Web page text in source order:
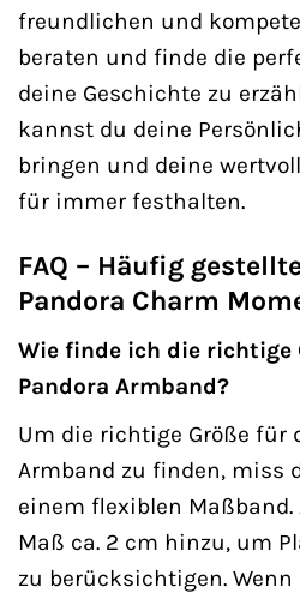
freundlichen und
beraten und finde die
deine Geschichte zu
kannst du deine
bringen und deine
für immer festhalten.
FAQ – Häufig
Pandora Charm
Wie finde ich die richtige
Pandora Armband?
Um die richtige Größe für
Armband zu finden, miss
einem flexiblen Maßband.
Maß ca. 2 cm hinzu, um
zu berücksichtigen.